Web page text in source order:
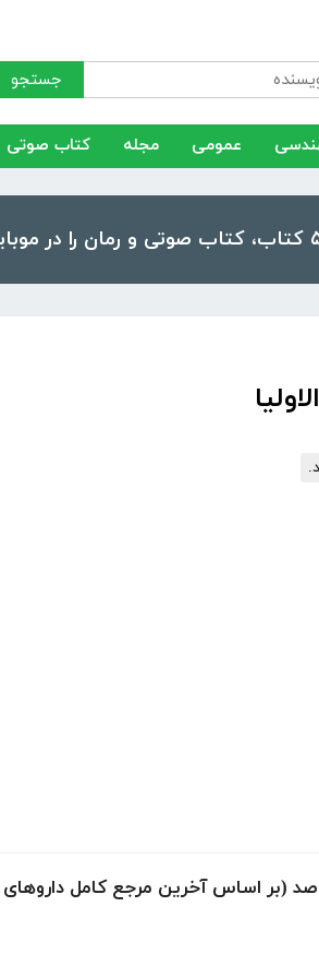
جستجو
عمومی مجله کتاب صوتی
(بر اساس آخرین مرجع کامل داروهای